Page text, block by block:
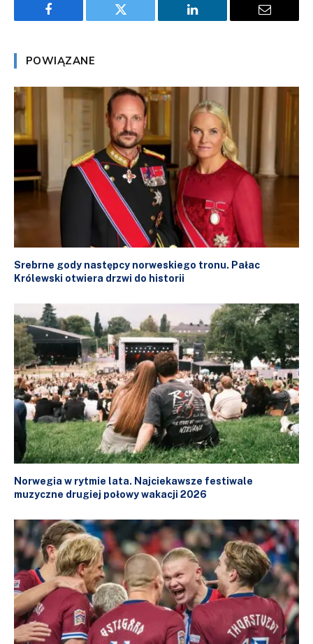
Facebook Twitter LinkedIn Email
POWIĄZANE
Srebrne gody następcy norweskiego tronu. Pałac
Królewski otwiera drzwi do historii
Norwegia w rytmie lata. Najciekawsze festiwale
muzyczne drugiej połowy wakacji 2026